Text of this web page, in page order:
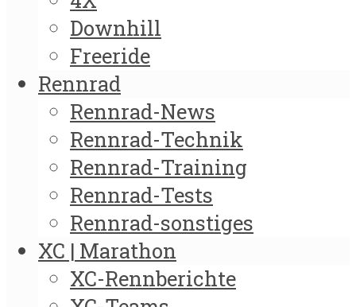
Downhill
Freeride
Rennrad
Rennrad-News
Rennrad-Technik
Rennrad-Training
Rennrad-Tests
Rennrad-sonstiges
XC | Marathon
XC-Rennberichte